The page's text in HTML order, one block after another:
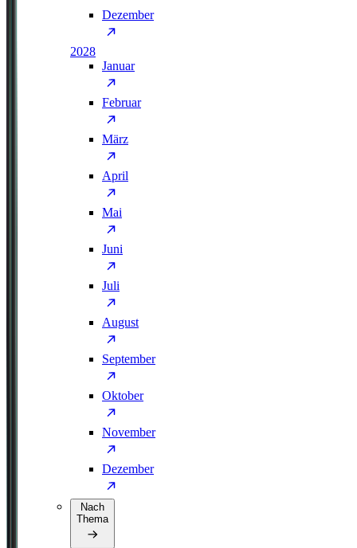
Dezember
2028
Januar
Februar
März
April
Mai
Juni
Juli
August
September
Oktober
November
Dezember
Nach
Thema